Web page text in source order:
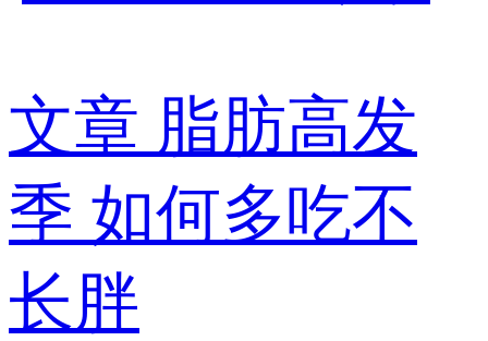
文章 脂肪高发
季 如何多吃不
长胖